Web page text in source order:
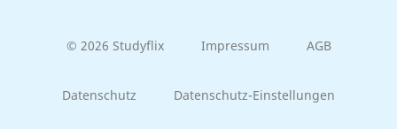
© 2026 Studyflix Impressum AGB
Datenschutz Datenschutz-Einstellungen